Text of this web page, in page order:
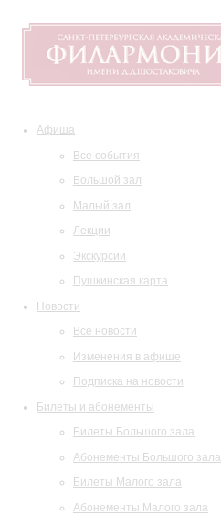
Афиша
Все события
Большой зал
Малый зал
Лекции
Экскурсии
Пушкинская карта
Новости
Все новости
Изменения в афише
Подписка на новости
Билеты и абонементы
Билеты Большого зала
Абонементы Большого зала
Билеты Малого зала
Абонементы Малого зала